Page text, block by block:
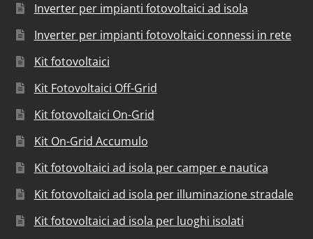
Inverter per impianti fotovoltaici ad isola
Inverter per impianti fotovoltaici connessi in rete
Kit fotovoltaici
Kit Fotovoltaici Off-Grid
Kit fotovoltaici On-Grid
Kit On-Grid Accumulo
Kit fotovoltaici ad isola per camper e nautica
Kit fotovoltaici ad isola per illuminazione stradale
Kit fotovoltaici ad isola per luoghi isolati